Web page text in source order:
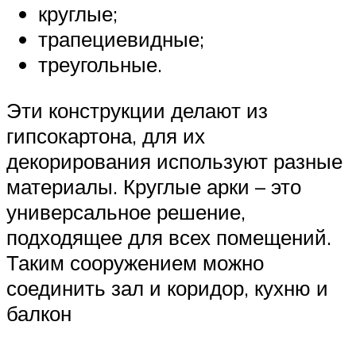
круглые;
трапециевидные;
треугольные.
Эти конструкции делают из
гипсокартона, для их
декорирования используют разные
материалы. Круглые арки – это
универсальное решение,
подходящее для всех помещений.
Таким сооружением можно
соединить зал и коридор, кухню и
балкон